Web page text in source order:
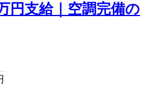
円支給｜空調完備の